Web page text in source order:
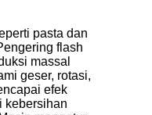
pasta dan
flash
massal
geser, rotasi,
efek
kebersihan